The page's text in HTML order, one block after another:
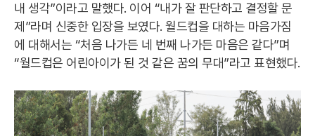
내 생각”이라고 말했다. 이어 “내가 잘 판단하고 결정할 문
제”라며 신중한 입장을 보였다. 월드컵을 대하는 마음가짐
에 대해서는 “처음 나가든 네 번째 나가든 마음은 같다”며
“월드컵은 어린아이가 된 것 같은 꿈의 무대”라고 표현했다.